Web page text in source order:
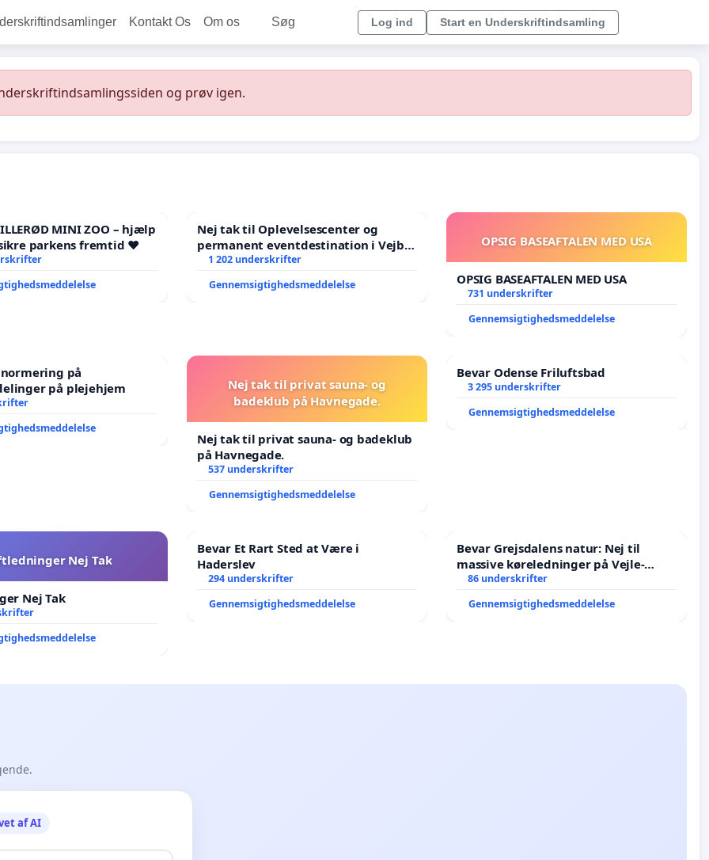
Kontakt Os Om os Søg Log ind Start en Underskriftindsamling
og prøv igen.
MINI ZOO – hjælp
parkens fremtid ❤️
Nej tak til Oplevelsescenter og
permanent eventdestination i Vejby
- Ja tak til et levende lokalområde i
1 202 underskrifter
Gennemsigtighedsmeddelelse
OPSIG BASEAFTALEN MED USA
OPSIG BASEAFTALEN MED USA
731 underskrifter
Gennemsigtighedsmeddelelse
på
på plejehjem
Nej tak til privat sauna- og
badeklub på Havnegade.
Nej tak til privat sauna- og badeklub
på Havnegade.
537 underskrifter
Gennemsigtighedsmeddelelse
Bevar Odense Friluftsbad
3 295 underskrifter
Gennemsigtighedsmeddelelse
Nej Tak
Nej Tak
Bevar Et Rart Sted at Være i
Haderslev
294 underskrifter
Gennemsigtighedsmeddelelse
Bevar Grejsdalens natur: Nej til
massive køreledninger på Vejle-
Struer-banen
86 underskrifter
Gennemsigtighedsmeddelelse
af AI